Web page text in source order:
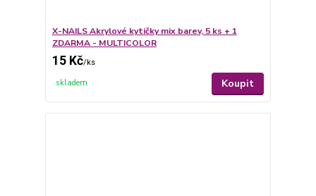
X-NAILS Akrylové kytičky mix barev, 5 ks + 1
ZDARMA - MULTICOLOR
15 Kč/ks
skladem Koupit